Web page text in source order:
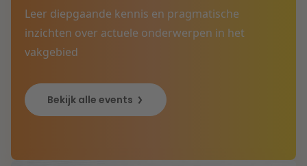
Leer diepgaande kennis en pragmatische
inzichten over actuele onderwerpen in het
vakgebied
Bekijk alle events